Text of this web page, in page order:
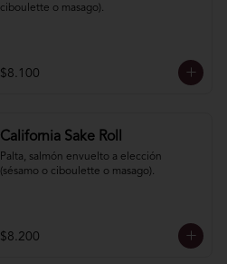
ciboulette o masago).
$8.100
California Sake Roll
Palta, salmón envuelto a elección
(sésamo o ciboulette o masago).
$8.200